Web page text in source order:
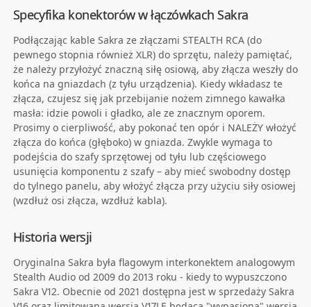
Specyfika konektorów w łączówkach Sakra
Podłączając kable Sakra ze złączami STEALTH RCA (do
pewnego stopnia również XLR) do sprzętu, należy pamiętać,
że należy przyłożyć znaczną siłę osiową, aby złącza weszły do
​​końca na gniazdach (z tyłu urządzenia). Kiedy wkładasz te
złącza, czujesz się jak przebijanie nożem zimnego kawałka
masła: idzie powoli i gładko, ale ze znacznym oporem.
Prosimy o cierpliwość, aby pokonać ten opór i NALEŻY włożyć
złącza do końca (głęboko) w gniazda. Zwykle wymaga to
podejścia do szafy sprzętowej od tyłu lub częściowego
usunięcia komponentu z szafy – aby mieć swobodny dostęp
do tylnego panelu, aby włożyć złącza przy użyciu siły osiowej
(wzdłuż osi złącza, wzdłuż kabla).
Historia wersji
Oryginalna Sakra była flagowym interkonektem analogowym
Stealth Audio od 2009 do 2013 roku - kiedy to wypuszczono
Sakra V12. Obecnie od 2021 dostępna jest w sprzedaży Sakra